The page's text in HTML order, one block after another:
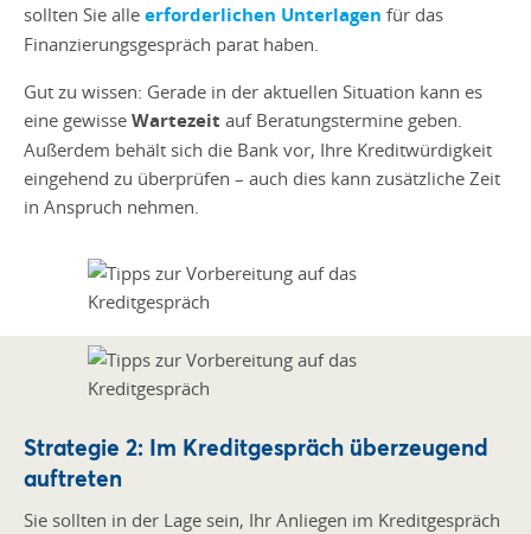
sollten Sie alle erforderlichen Unterlagen für das
Finanzierungsgespräch parat haben.
Gut zu wissen: Gerade in der aktuellen Situation kann es
eine gewisse Wartezeit auf Beratungstermine geben.
Außerdem behält sich die Bank vor, Ihre Kreditwürdigkeit
eingehend zu überprüfen – auch dies kann zusätzliche Zeit
in Anspruch nehmen.
Strategie 2: Im Kreditgespräch überzeugend
auftreten
Sie sollten in der Lage sein, Ihr Anliegen im Kreditgespräch